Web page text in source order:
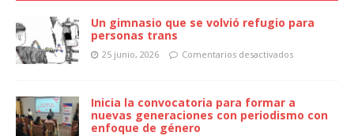
Un gimnasio que se volvió refugio para
personas trans
25 junio, 2026 Comentarios desactivados
Inicia la convocatoria para formar a
nuevas generaciones con periodismo con
enfoque de género